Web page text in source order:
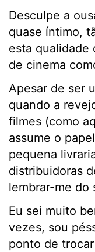
Desculpe a
quase íntimo,
esta qualidade
de cinema
Apesar de ser
quando a
filmes (como
assume o
pequena
distribuidoras
lembrar-me do
Eu sei muito
vezes, sou
ponto de